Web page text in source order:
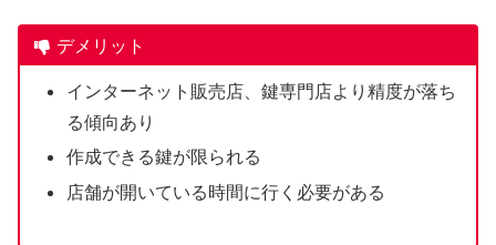
デメリット
インターネット販売店、鍵専門店より精度が落ち
る傾向あり
作成できる鍵が限られる
店舗が開いている時間に行く必要がある